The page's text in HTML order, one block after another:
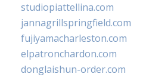
studiopiattellina.com
jannagrillspringfield.com
fujiyamacharleston.com
elpatronchardon.com
donglaishun-order.com